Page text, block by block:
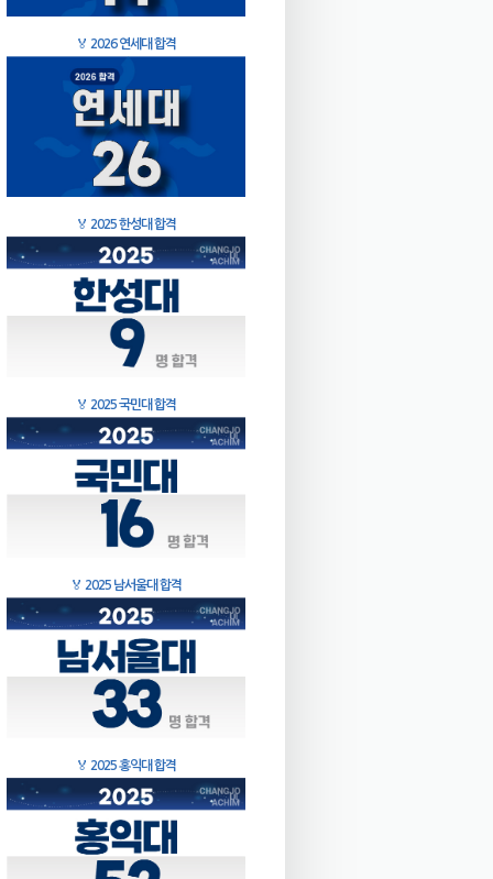
🏅 2026 연세대 합격
🏅 2025 한성대 합격
🏅 2025 국민대 합격
🏅 2025 남서울대 합격
🏅 2025 홍익대 합격